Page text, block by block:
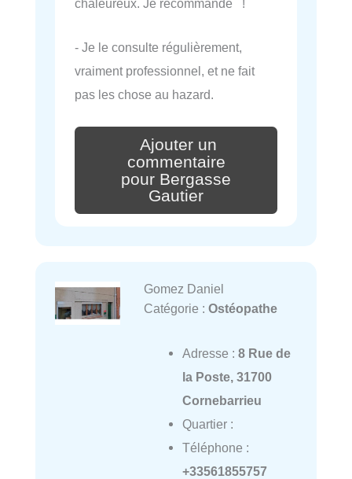
chaleureux. Je recommande !
- Je le consulte régulièrement,
vraiment professionnel, et ne fait
pas les chose au hazard.
Ajouter un
commentaire
pour Bergasse
Gautier
Gomez Daniel
Catégorie : Ostéopathe
Adresse : 8 Rue de
la Poste, 31700
Cornebarrieu
Quartier :
Téléphone :
+33561855757